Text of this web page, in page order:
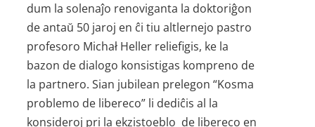
dum la solenaĵo renoviganta la doktoriĝon
de antaŭ 50 jaroj en ĉi tiu altlernejo pastro
profesoro Michał Heller reliefigis, ke la
bazon de dialogo konsistigas kompreno de
la partnero. Sian jubilean prelegon “Kosma
problemo de libereco” li dediĉis al la
konsideroj pri la ekzistoeblo de libereco en